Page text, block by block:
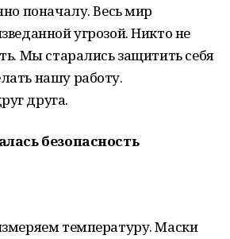
поначалу. Весь мир
угрозой. Никто не
Мы старались защитить себя
нашу работу.
друга.
безопасность
температуру. Маски